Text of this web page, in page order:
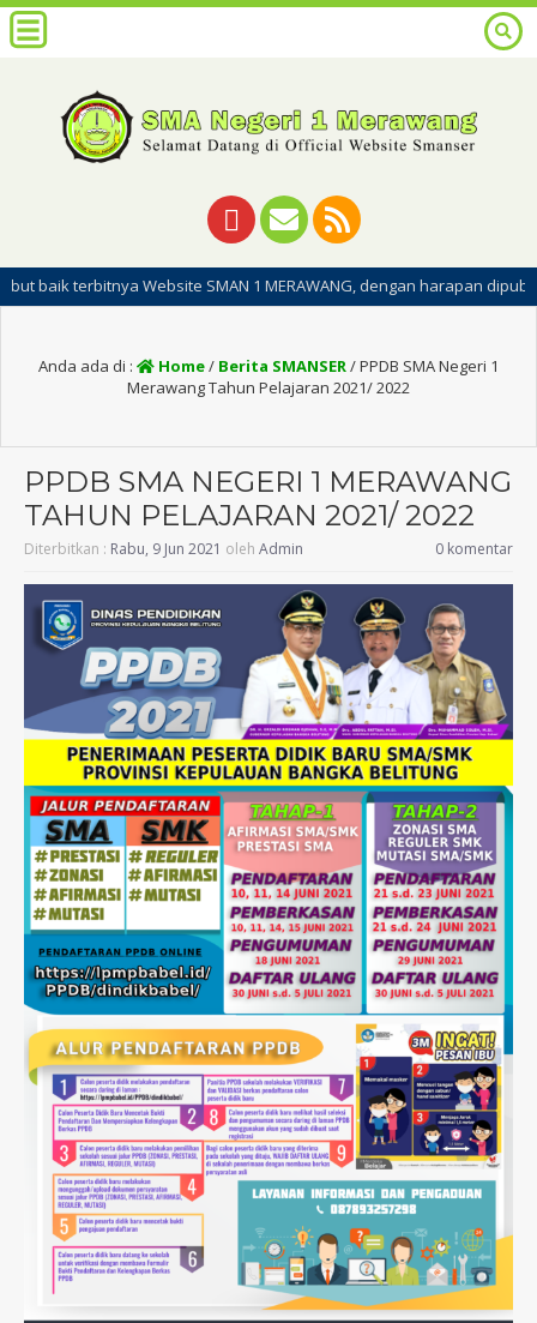
Website SMAN 1 MERAWANG, dengan harapan dipublikasinya
Anda ada di : Home/ Berita SMANSER/PPDB SMA Negeri 1
Merawang Tahun Pelajaran 2021/ 2022
PPDB SMA NEGERI 1 MERAWANG
TAHUN PELAJARAN 2021/ 2022
Diterbitkan : Rabu, 9 Jun 2021 oleh Admin 0 komentar